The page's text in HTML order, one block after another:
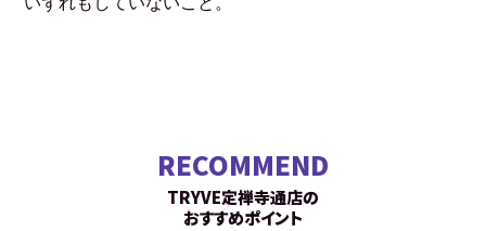
RECOMMEND
TRYVE定禅寺通店の
おすすめポイント